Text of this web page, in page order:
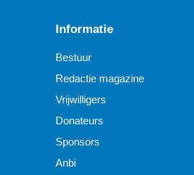
Informatie
Bestuur
Redactie magazine
Vrijwilligers
Donateurs
Sponsors
Anbi